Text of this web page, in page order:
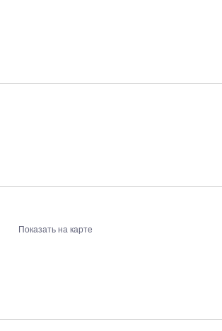
Показать на карте